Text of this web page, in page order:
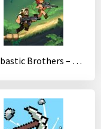
Bombastic Brothers – Run & Gun